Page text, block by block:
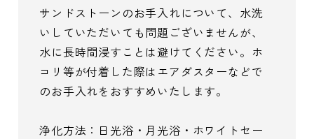
サンドストーンのお手入れについて、水洗
いしていただいても問題ございませんが、
水に長時間浸すことは避けてください。ホ
コリ等が付着した際はエアダスターなどで
のお手入れをおすすめいたします。
浄化方法：日光浴・月光浴・ホワイトセー